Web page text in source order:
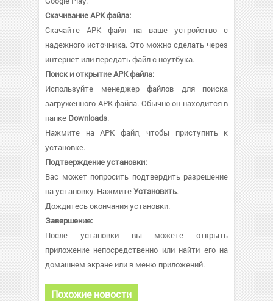
Скачивание APK файла:
Скачайте APK файл на ваше устройство с
надежного источника. Это можно сделать через
интернет или передать файл с ноутбука.
Поиск и открытие APK файла:
Используйте менеджер файлов для поиска
загруженного APK файла. Обычно он находится в
папке Downloads.
Нажмите на APK файл, чтобы приступить к
установке.
Подтверждение установки:
Вас может попросить подтвердить разрешение
на установку. НажмитеУстановить.
Дождитесь окончания установки.
Завершение:
После установки вы можете открыть
приложение непосредственно или найти его на
домашнем экране или в меню приложений.
Похожие новости